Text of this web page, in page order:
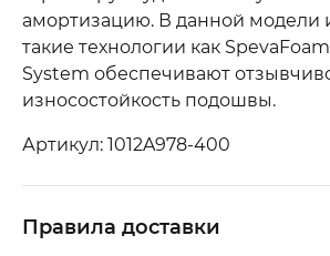
амортизацию. В данной модели
такие технологии как
System обеспечивают
износостойкость подошвы.
Артикул: 1012A978-400
Правила доставки